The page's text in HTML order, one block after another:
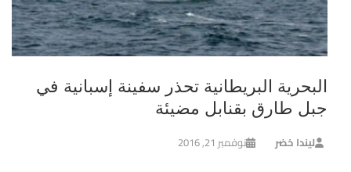
البحرية البريطانية تحذر سفينة إسبانية في
جبل طارق بقنابل مضيئة
ليندا خضر نوفمبر 21, 2016